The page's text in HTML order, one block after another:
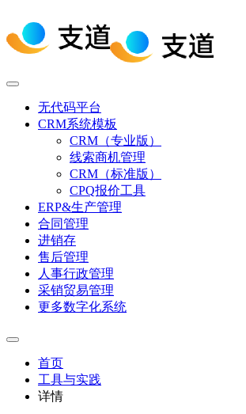
无代码平台
CRM系统模板
CRM（专业版）
线索商机管理
CRM（标准版）
CPQ报价工具
ERP&生产管理
合同管理
进销存
售后管理
人事行政管理
采销贸易管理
更多数字化系统
首页
工具与实践
详情